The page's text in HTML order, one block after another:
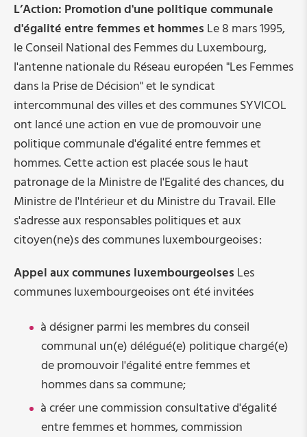
Ateliers Violence domestique - Ecoles primaires
Observatoire des élections
Orange Week
Orange Week 2026
Programme des actions dans le cadre de l'Orange
Week
Vente solidaire
Visuels à télécharger
Sport au féminin
L’Action: Promotion d'une politique communale
d'égalité entre femmes et hommes Le 8 mars 1995,
le Conseil National des Femmes du Luxembourg,
l'antenne nationale du Réseau européen "Les Femmes
dans la Prise de Décision" et le syndicat
intercommunal des villes et des communes SYVICOL
ont lancé une action en vue de promouvoir une
politique communale d'égalité entre femmes et
hommes. Cette action est placée sous le haut
patronage de la Ministre de l'Egalité des chances, du
Ministre de l'Intérieur et du Ministre du Travail. Elle
s'adresse aux responsables politiques et aux
citoyen(ne)s des communes luxembourgeoises :
Appel aux communes luxembourgeoises Les
communes luxembourgeoises ont été invitées
à désigner parmi les membres du conseil
communal un(e) délégué(e) politique chargé(e)
de promouvoir l'égalité entre femmes et
hommes dans sa commune;
à créer une commission consultative d'égalité
entre femmes et hommes, commission